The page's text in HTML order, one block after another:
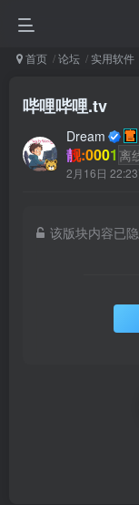
首页 论坛 实用软件
哔哩哔哩.tv
Dream
靓:0001 离
2月16日
该版块内容已